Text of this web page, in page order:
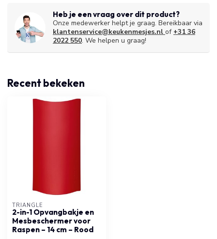
Heb je een vraag over dit product?
Onze medewerker helpt je graag. Bereikbaar via
klantenservice@keukenmesjes.nl of +31 36
2022 550. We helpen u graag!
Recent bekeken
TRIANGLE
2-in-1 Opvangbakje en
Mesbeschermer voor
Raspen – 14 cm – Rood